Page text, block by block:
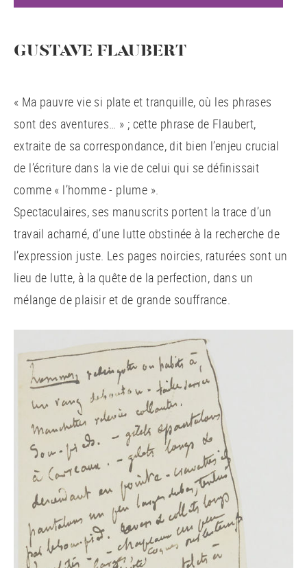
GUSTAVE FLAUBERT
« Ma pauvre vie si plate et tranquille, où les phrases
sont des aventures… » ; cette phrase de Flaubert,
extraite de sa correspondance, dit bien l’enjeu crucial
de l’écriture dans la vie de celui qui se définissait
comme « l’homme - plume ».
Spectaculaires, ses manuscrits portent la trace d’un
travail acharné, d’une lutte obstinée à la recherche de
l’expression juste. Les pages noircies, raturées sont un
lieu de lutte, à la quête de la perfection, dans un
mélange de plaisir et de grande souffrance.